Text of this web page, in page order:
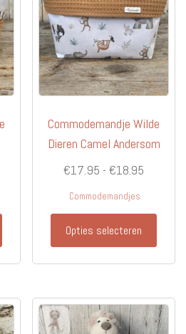
Dit
Deze
optie
Commodemandje Wilde
Dieren Camel Andersom
€17.95 - €18.95
Commodemandjes
Opties selecteren
Dit
Deze
optie